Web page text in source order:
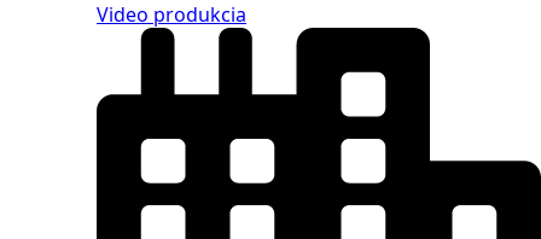
Video produkcia